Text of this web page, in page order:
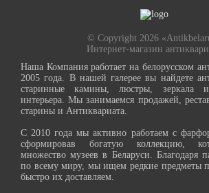
© Copyright 2026
Интернет-магазин
Наша Компания работает на белорусском
2005 года. В нашей галерее вы найдете
старинные камины, люстры, зеркала
интерьера. Мы занимаемся продажей,
старины и Антиквариата.
С 2010 года мы активно работаем с
сформировав богатую коллекцию,
множество музеев в Беларуси. Благодаря
по всему миру, мы ищем редкие предметы
быстро их доставляем.